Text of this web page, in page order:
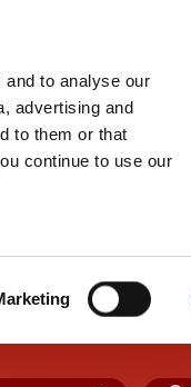
to analyse our
advertising and
to them or that
continue to use our